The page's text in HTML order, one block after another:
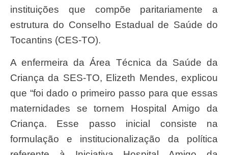
instituições que compõe paritariamente a
estrutura do Conselho Estadual de Saúde do
Tocantins (CES-TO).
A enfermeira da Área Técnica da Saúde da
Criança da SES-TO, Elizeth Mendes, explicou
que “foi dado o primeiro passo para que essas
maternidades se tornem Hospital Amigo da
Criança. Esse passo inicial consiste na
formulação e institucionalização da política